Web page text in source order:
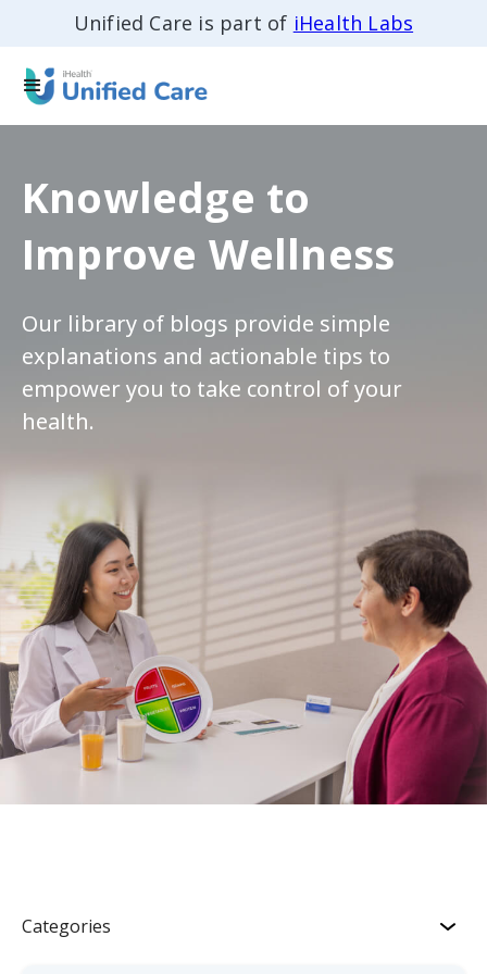
Unified Care is part of iHealth Labs
Knowledge to
Improve Wellness
Our library of blogs provide simple
explanations and actionable tips to
empower you to take control of your
health.
Categories